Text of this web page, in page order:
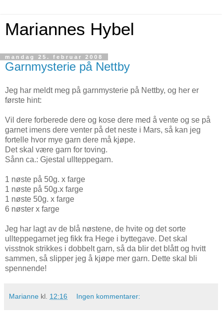
Mariannes Hybel
mandag 25. februar 2008
Garnmysterie på Nettby
Jeg har meldt meg på garnmysterie på Nettby, og her er
første hint:
Vil dere forberede dere og kose dere med å vente og se på
garnet imens dere venter på det neste i Mars, så kan jeg
fortelle hvor mye garn dere må kjøpe.
Det skal være garn for toving.
Sånn ca.: Gjestal ullteppegarn.
1 nøste på 50g. x farge
1 nøste på 50g.x farge
1 nøste 50g. x farge
6 nøster x farge
Jeg har lagt av de blå nøstene, de hvite og det sorte
ullteppegarnet jeg fikk fra Hege i byttegave. Det skal
visstnok strikkes i dobbelt garn, så da blir det blått og hvitt
sammen, så slipper jeg å kjøpe mer garn. Dette skal bli
spennende!
Marianne kl. 12:16 Ingen kommentarer: